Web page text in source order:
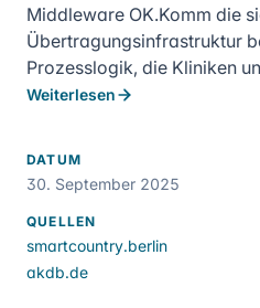
Middleware OK.Komm die
Übertragungsinfrastruktur
Prozesslogik, die Kliniken
Weiterlesen
DATUM
30. September 2025
QUELLEN
smartcountry.berlin
akdb.de